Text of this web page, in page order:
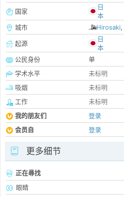
国家
日
本
城市
Hirosaki,
起源
日
本
公民身份
单
学术水平
未标明
吸烟
未标明
工作
未标明
我的朋友们
登录
会员自
登录
更多细节
正在尋找
眼睛